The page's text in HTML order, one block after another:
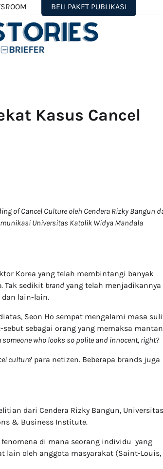
BELI PAKET PUBLIKASI
Kasus Cancel
of Cancel Culture oleh Cendera Rizky Bangun
Universitas Katolik Widya Mandala
Korea yang telah membintangi banyak
Tak sedikit brand yang telah menjadikannya
dan lain-lain.
Seon Ho sempat mengalami masa
sebagai orang yang memaksa mantan
someone who looks so polite and innocent, right?
culture’ para netizen. Beberapa brands juga
dari Cendera Rizky Bangun, Universitas
& Business Institute.
di mana seorang individu yang
oleh anggota masyarakat (Saint-Louis,